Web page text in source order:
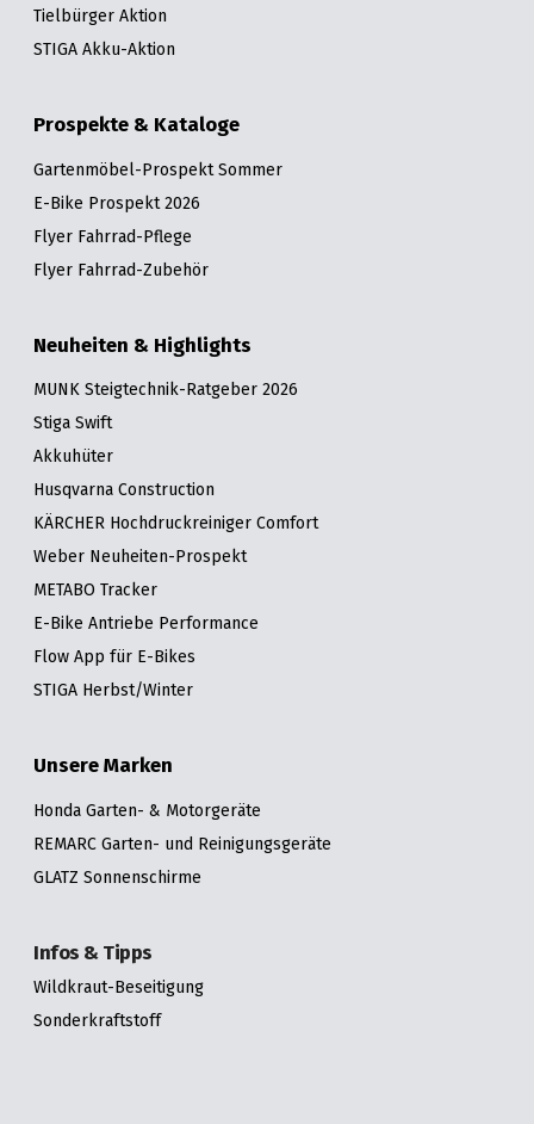
Tielbürger Aktion
STIGA Akku-Aktion
Prospekte & Kataloge
Gartenmöbel-Prospekt Sommer
E-Bike Prospekt 2026
Flyer Fahrrad-Pflege
Flyer Fahrrad-Zubehör
Neuheiten & Highlights
MUNK Steigtechnik-Ratgeber 2026
Stiga Swift
Akkuhüter
Husqvarna Construction
KÄRCHER Hochdruckreiniger Comfort
Weber Neuheiten-Prospekt
METABO Tracker
E-Bike Antriebe Performance
Flow App für E-Bikes
STIGA Herbst/Winter
Unsere Marken
Honda Garten- & Motorgeräte
REMARC Garten- und Reinigungsgeräte
GLATZ Sonnenschirme
Infos & Tipps
Wildkraut-Beseitigung
Sonderkraftstoff